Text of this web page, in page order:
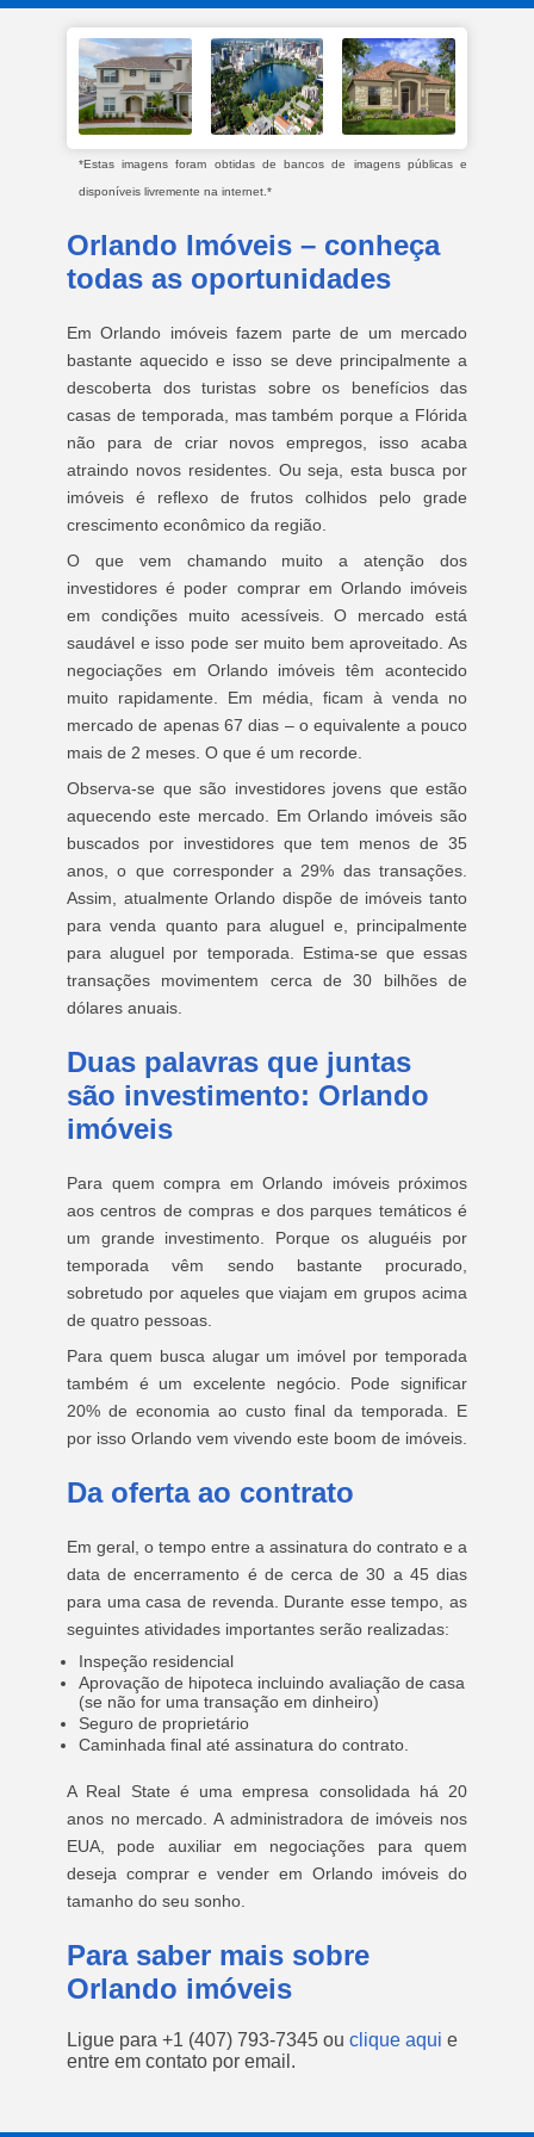
*Estas imagens foram obtidas de bancos de imagens públicas e
disponíveis livremente na internet.*
Orlando Imóveis – conheça
todas as oportunidades
Em Orlando imóveis fazem parte de um mercado
bastante aquecido e isso se deve principalmente a
descoberta dos turistas sobre os benefícios das
casas de temporada, mas também porque a Flórida
não para de criar novos empregos, isso acaba
atraindo novos residentes. Ou seja, esta busca por
imóveis é reflexo de frutos colhidos pelo grade
crescimento econômico da região.
O que vem chamando muito a atenção dos
investidores é poder comprar em Orlando imóveis
em condições muito acessíveis. O mercado está
saudável e isso pode ser muito bem aproveitado. As
negociações em Orlando imóveis têm acontecido
muito rapidamente. Em média, ficam à venda no
mercado de apenas 67 dias – o equivalente a pouco
mais de 2 meses. O que é um recorde.
Observa-se que são investidores jovens que estão
aquecendo este mercado. Em Orlando imóveis são
buscados por investidores que tem menos de 35
anos, o que corresponder a 29% das transações.
Assim, atualmente Orlando dispõe de imóveis tanto
para venda quanto para aluguel e, principalmente
para aluguel por temporada. Estima-se que essas
transações movimentem cerca de 30 bilhões de
dólares anuais.
Duas palavras que juntas
são investimento: Orlando
imóveis
Para quem compra em Orlando imóveis próximos
aos centros de compras e dos parques temáticos é
um grande investimento. Porque os aluguéis por
temporada vêm sendo bastante procurado,
sobretudo por aqueles que viajam em grupos acima
de quatro pessoas.
Para quem busca alugar um imóvel por temporada
também é um excelente negócio. Pode significar
20% de economia ao custo final da temporada. E
por isso Orlando vem vivendo este boom de imóveis.
Da oferta ao contrato
Em geral, o tempo entre a assinatura do contrato e a
data de encerramento é de cerca de 30 a 45 dias
para uma casa de revenda. Durante esse tempo, as
seguintes atividades importantes serão realizadas:
Inspeção residencial
Aprovação de hipoteca incluindo avaliação de casa
(se não for uma transação em dinheiro)
Seguro de proprietário
Caminhada final até assinatura do contrato.
A Real State é uma empresa consolidada há 20
anos no mercado. A administradora de imóveis nos
EUA, pode auxiliar em negociações para quem
deseja comprar e vender em Orlando imóveis do
tamanho do seu sonho.
Para saber mais sobre
Orlando imóveis
Ligue para +1 (407) 793-7345 ou clique aqui e
entre em contato por email.